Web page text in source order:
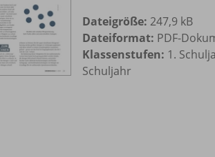
Dateigröße: 247,9 kB
Dateiformat: PDF-
Klassenstufen: 1.
Schuljahr